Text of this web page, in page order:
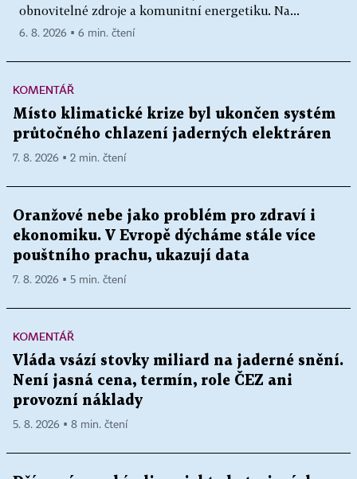
obnovitelné zdroje a komunitní energetiku. Na...
6. 8. 2026 ▪ 6 min. čtení
KOMENTÁŘ
Místo klimatické krize byl ukončen systém
průtočného chlazení jaderných elektráren
7. 8. 2026 ▪ 2 min. čtení
Oranžové nebe jako problém pro zdraví i
ekonomiku. V Evropě dýcháme stále více
pouštního prachu, ukazují data
7. 8. 2026 ▪ 5 min. čtení
KOMENTÁŘ
Vláda vsází stovky miliard na jaderné snění.
Není jasná cena, termín, role ČEZ ani
provozní náklady
5. 8. 2026 ▪ 8 min. čtení